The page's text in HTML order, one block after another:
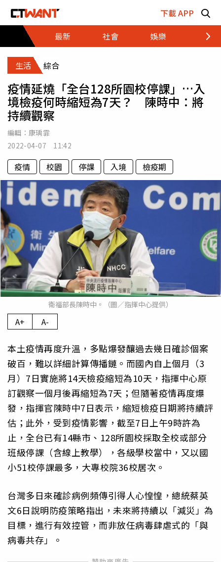
下載 APP
最新
社會 娛樂 財經
生活 綜合
疫情延燒「全台128所園校停課」…入
境檢疫何時縮短為7天？ 陳時中：將
持續觀察
編輯： 康瑀霏
2022-04-07 11:42
疫情 校園 停課 入境 檢疫期
衛福部長陳時中。（圖／指揮中心提供）
A+ A-
本土疫情再度升溫，多點爆發釀過去幾日確診個案
破百，難以詳細計算傳播鏈。而國內自上個月（3
月）7日實施將14天檢疫縮短為10天，指揮中心原
訂觀察一個月後再縮短為7天；但隨著疫情再度爆
發，指揮官陳時中7日表示，縮短檢疫日期將持續評
估；此外，受到疫情影響，截至7日上午9時許為
止，全台已有14縣市、128所園校採取全校或部分
班級停課（含線上教學），各級學校當中，又以國
小51校停課最多，大專校院36校居次。
台灣多日來確診病例頻傳引得人心惶惶，總統蔡英
文6日說明防疫策略指出，未來將持續以「減災」為
目標，進行有效控管，而非放任病毒肆虐式的「與
病毒共存」。